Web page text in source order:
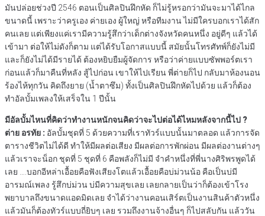
มันปล่อยช่วงปี 2546 ตอนเป็นศิลปินฝึกหัด ก็ไม่รู้หรอกว่ามันจะมาได้ไกล
ขนาดนี้ เพราะว่าครูเอง ค่ายเอง ผู้ใหญ่ หรือทีมงาน ไม่มีใครบอกเราได้สัก
คนเลย แต่เพียงแค่เรามีความรู้สึกว่าเด็กต่างจังหวัดคนหนึ่ง อยู่ดีๆ แล้วได้
เข้ามา ต่อให้ไม่ดังก็ตาม แต่ได้รับโอกาสแบบนี้ สมัยนั้นโทรศัทพ์ก็ยังไม่มี
และก็ยังไม่ได้มีรายได้ ต้องหยิบยืมผู้จัดการ หรือว่าค่ายแบบซัพพอร์ตเรา
ก่อนแล้วก็มาคืนที่หลัง สู้ไปก่อน เขาให้ไปเรียน พี่ต่ายก็ไป กลับมาห้องนอน
ร้องไห้ทุกวัน คิดถึงยาย (น้ำตาซึม) ทั้งเป็นศิลปินฝึกหัดไปด้วย แล้วก็ต้อง
ทำอัลบั้มเพลงให้เสร็จใน 1 ปีนั้น
มีอัลบั้มไหนที่คิดว่าทำงานหนักจนคิดว่าจะไปต่อได้ไหมหลังจากนี้ไป ?
ต่าย อรทัย : อัลบั้มชุดที่ 5 ด้วยความที่เราทัวร์แบบนั้นมาตลอด แล้วการจัด
ตารางชีวิตไม่ได้ดี ทำให้มีผลต่อเสียง มีผลต่อการพักผ่อน มีผลต่องานต่างๆ
แล้วเราจะน็อก ชุดที่ 5 ชุดที่ 6 คือพลังก็ไม่มี จำคำหนึ่งที่พี่นางศิริพรพูดได้
เลย ….บอกอีหล่าเอื้อยคือฟังเสียงโตแล้วเอื้อยคือบ่ม่วนน้อ คือเป็นบ่มี
อารมณ์เพลง รู้สึกบ่ม่วน บ่มีความสุขเลย เลยกลายเป็นว่าก็ต้องเข้าโรง
พยาบาลถึงขนาดแอดมิดเลย จำได้ว่างานคอนเสิร์ตเป็นงานสินค้าตัวหนึ่ง
แล้วมันก็ต้องทัวร์แบบถี่ยิบๆ เลย รวมถึงงานจ้างอื่นๆ ก็ไปสลับกัน แล้ววัน